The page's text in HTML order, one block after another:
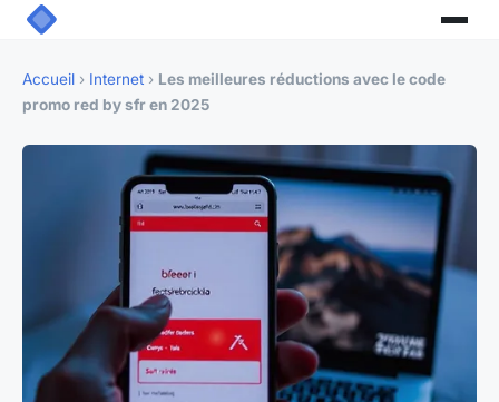
Accueil › Internet › Les meilleures réductions avec le code
promo red by sfr en 2025